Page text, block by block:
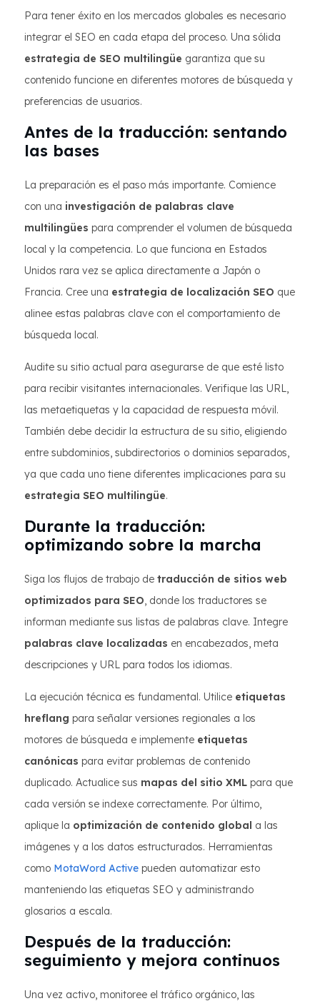
Para tener éxito en los mercados globales es necesario
integrar el SEO en cada etapa del proceso. Una sólida
estrategia de SEO multilingüe garantiza que su
contenido funcione en diferentes motores de búsqueda y
preferencias de usuarios.
Antes de la traducción: sentando
las bases
La preparación es el paso más importante. Comience
con una investigación de palabras clave
multilingües para comprender el volumen de búsqueda
local y la competencia. Lo que funciona en Estados
Unidos rara vez se aplica directamente a Japón o
Francia. Cree una estrategia de localización SEO que
alinee estas palabras clave con el comportamiento de
búsqueda local.
Audite su sitio actual para asegurarse de que esté listo
para recibir visitantes internacionales. Verifique las URL,
las metaetiquetas y la capacidad de respuesta móvil.
También debe decidir la estructura de su sitio, eligiendo
entre subdominios, subdirectorios o dominios separados,
ya que cada uno tiene diferentes implicaciones para su
estrategia SEO multilingüe.
Durante la traducción:
optimizando sobre la marcha
Siga los flujos de trabajo de traducción de sitios web
optimizados para SEO, donde los traductores se
informan mediante sus listas de palabras clave. Integre
palabras clave localizadas en encabezados, meta
descripciones y URL para todos los idiomas.
La ejecución técnica es fundamental. Utilice etiquetas
hreflang para señalar versiones regionales a los
motores de búsqueda e implemente etiquetas
canónicas para evitar problemas de contenido
duplicado. Actualice sus mapas del sitio XML para que
cada versión se indexe correctamente. Por último,
aplique la optimización de contenido global a las
imágenes y a los datos estructurados. Herramientas
como MotaWord Active pueden automatizar esto
manteniendo las etiquetas SEO y administrando
glosarios a escala.
Después de la traducción:
seguimiento y mejora continuos
Una vez activo, monitoree el tráfico orgánico, las